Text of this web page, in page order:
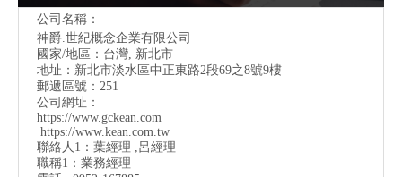
公司名稱：
神爵.世紀概念企業有限公司
國家/地區：台灣, 新北市
地址： 新北市淡水區中正東路2段69之8號9樓
郵遞區號：251
公司網址：
https://www.gckean.com
https://www.kean.com.tw
聯絡人1：葉經理 ,呂經理
職稱1：業務經理